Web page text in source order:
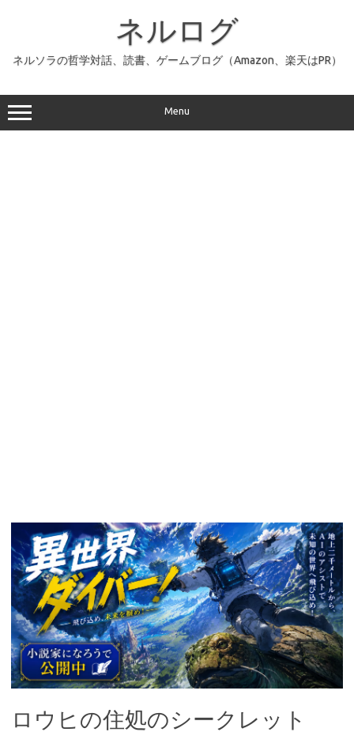
ッ
プ
ネルログ
ネルソラの哲学対話、読書、ゲームブログ（Amazon、楽天はPR）
Menu
ロウヒの住処のシークレット